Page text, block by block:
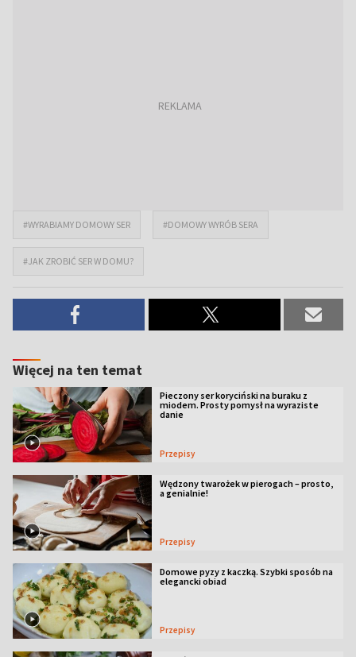
#WYRABIAMY DOMOWY SER #DOMOWY WYRÓB SERA
#JAK ZROBIĆ SER W DOMU?
Więcej na ten temat
Pieczony ser koryciński na buraku z
miodem. Prosty pomysł na wyraziste
danie
Przepisy
Wędzony twarożek w pierogach – prosto,
a genialnie!
Przepisy
Domowe pyzy z kaczką. Szybki sposób na
elegancki obiad
Przepisy